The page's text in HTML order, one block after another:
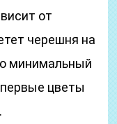
от
черешня на
минимальный
цветы